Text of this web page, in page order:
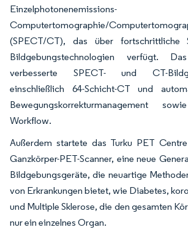
Einzelphotonenemissions-
Computertomographie/
(SPECT/CT), das über fortschrittliche
Bildgebungstechnologien verfügt.
verbesserte SPECT- und CT-
einschließlich 64-Schicht-CT und
Bewegungskorrekturmanagement
Workflow.
Außerdem startete das Turku PET
Ganzkörper-PET-Scanner, eine neue
Bildgebungsgeräte, die neuartige
von Erkrankungen bietet, wie Diabetes,
und Multiple Sklerose, die den gesamten
nur ein einzelnes Organ.